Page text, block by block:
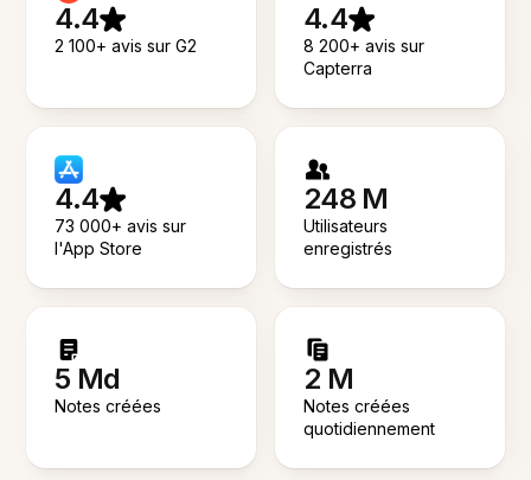
4.4
2 100+ avis sur G2
4.4
8 200+ avis sur
Capterra
4.4
73 000+ avis sur
l'App Store
248 M
Utilisateurs
enregistrés
5 Md
Notes créées
2 M
Notes créées
quotidiennement